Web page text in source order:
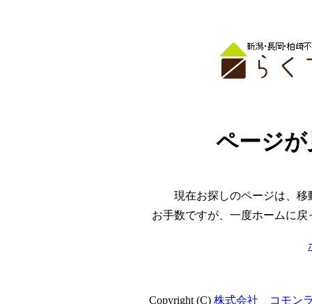
ページ
現在お探しのページは、
お手数ですが、一度ホームに
Copyright (C) 株式会社 コモン